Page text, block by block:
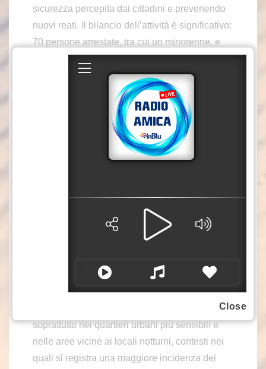
sicurezza percepita dai cittadini e prevenendo
nuovi reati. Il bilancio dell’attività è significativo:
70 persone arrestate, tra cui un minorenne, e
minori. Nel corso dei controlli sono state
identificate complessivamente 27.638 persone,
tra cui 1.354 minorenni. Gli investigatori hanno
inoltre sequestrato 29 arnesi da scasso, 13.035
euro in contanti, capi d’abbigliamento firmati,
gioielli e altri preziosi, oltre a 2.000 pacchetti di
sequestrate 19 armi da fuoco con relativo
munizionamento e 11 armi bianche, tra cui
coltelli, machete, sciabole, accette e sfollagente
L’operazione ha coinvolto anche gli equipaggi
del Reparto Prevenzione Crimine e altri uffici
soprattutto nei quartieri urbani più sensibili e
nelle aree vicine ai locali notturni, contesti nei
quali si registra una maggiore incidenza dei
Close